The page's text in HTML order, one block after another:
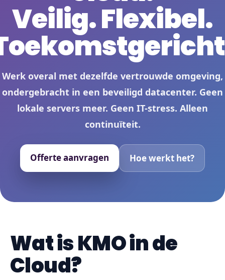
Veilig. Flexibel.
Werk overal met dezelfde vertrouwde omgeving,
ondergebracht in een beveiligd datacenter. Geen
lokale servers meer. Geen IT-stress. Alleen
continuïteit.
Offerte aanvragen Hoe werkt het?
Wat is KMO in de
Cloud?